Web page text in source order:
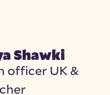
Shawki
officer UK &